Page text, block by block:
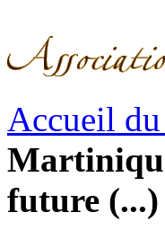
Accueil
future (...)